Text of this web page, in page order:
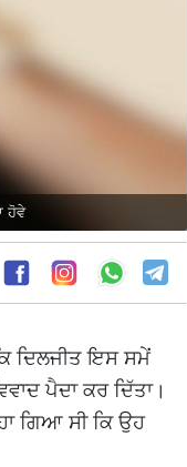
ਹੋਵੇ
ਦਿਲਜੀਤ ਇਸ ਸਮੇਂ
ਪੈਦਾ ਕਰ ਦਿੱਤਾ।
ਗਿਆ ਸੀ ਕਿ ਉਹ